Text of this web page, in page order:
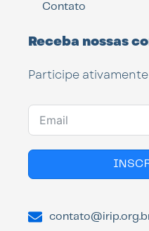
Contato
Receba nossas
Participe ativamente